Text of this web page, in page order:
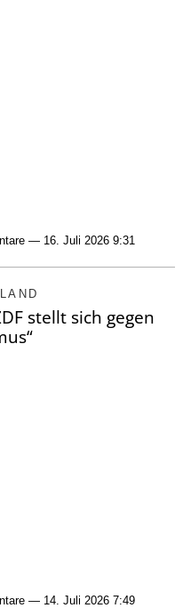
— 16. Juli 2026 9:31
stellt sich gegen
— 14. Juli 2026 7:49